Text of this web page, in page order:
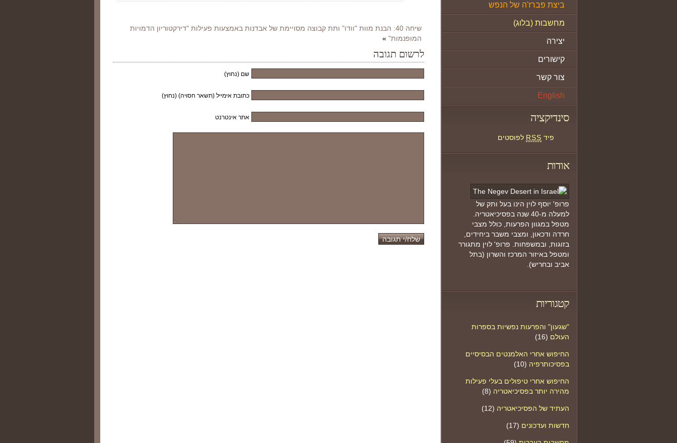
ביצת פברז'ה של הנפש
מחשבות (בלוג)
יצירה
קישורים
צור קשר
English
סינדיקציה
פיד RSS לפוסטים
אודות
פרופ' יוסף לוין הינו בעל ותק של
למעלה מ-40 שנה בפסיכיאטריה.
מטפל במגוון הפרעות, כולל מצבי
חרדה ודכאון, ומצבי משבר ביחידים,
בזוגות, ובמשפחות. פרופ' לוין מתגורר
ומטפל באיזור המרכז והשרון (בתל
אביב ובחריש).
קטגוריות
"שגעון" והפרעות נפשיות בספרות
העולם (16)
החיפוש אחרי האלמנטים הבסיסיים
בפסיכותרפיה (10)
החיפוש אחרי טיפולים בעלי פעילות
מהירה יותר בפסיכיאטריה (8)
העתיד של הפסיכיאטריה (12)
חדשות ועדכונים (17)
שיחה 40: הבנת מוות "וודו" ותת קבוצה מסויימת של אבדנות באמצעות פעילות "דירקטוריון הדמויות
המופנמות" »
לרשום תגובה
שם (נחוץ)
כתובת אימייל (תשאר חסויה) (נחוץ)
אתר אינטרנט